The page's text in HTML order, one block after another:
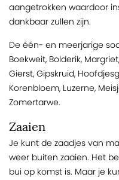
aangetrokken waardoor
dankbaar zullen zijn.
De één- en meerjarige
Boekweit, Bolderik,
Gierst, Gipskruid,
Korenbloem, Luzerne,
Zomertarwe.
Zaaien
Je kunt de zaadjes van
weer buiten zaaien. Het
bui op komst is. Maar je